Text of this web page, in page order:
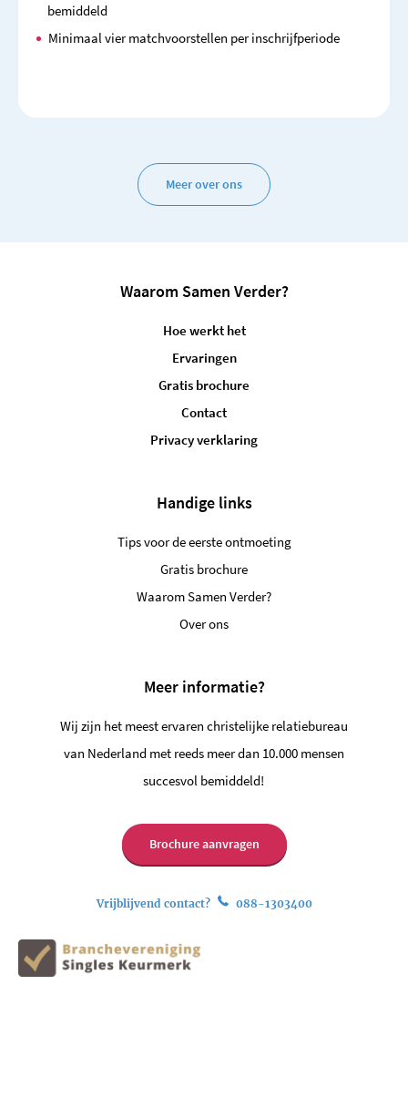
bemiddeld
Minimaal vier matchvoorstellen per inschrijfperiode
Meer over ons
Waarom Samen Verder?
Hoe werkt het
Ervaringen
Gratis brochure
Contact
Privacy verklaring
Handige links
Tips voor de eerste ontmoeting
Gratis brochure
Waarom Samen Verder?
Over ons
Meer informatie?
Wij zijn het meest ervaren christelijke relatiebureau
van Nederland met reeds meer dan 10.000 mensen
succesvol bemiddeld!
Brochure aanvragen
Vrijblijvend contact? 088-1303400